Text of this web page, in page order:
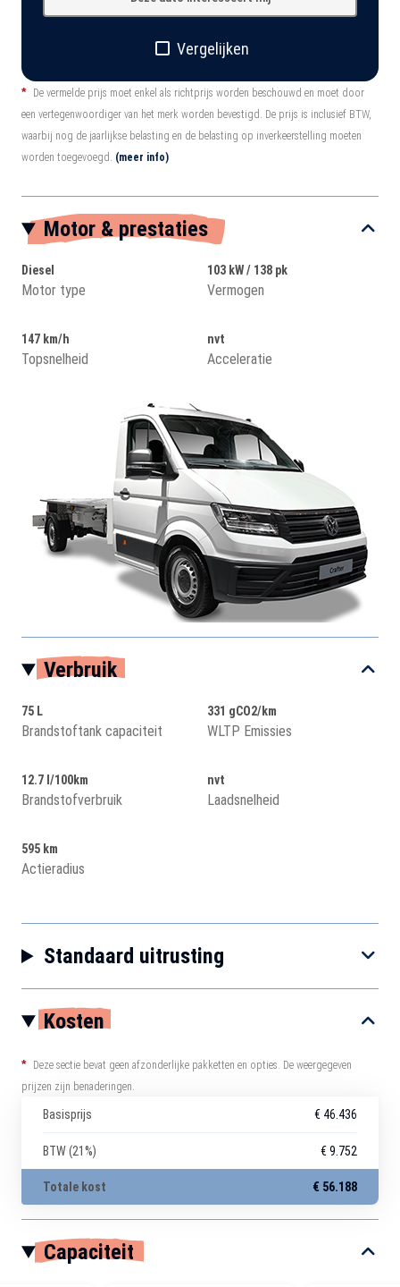
Vergelijken
*
De vermelde prijs moet enkel als richtprijs worden beschouwd en moet door
een vertegenwoordiger van het merk worden bevestigd. De prijs is inclusief BTW,
waarbij nog de jaarlijkse belasting en de belasting op inverkeerstelling moeten
worden toegevoegd. (meer info)
Motor & prestaties
Diesel
Motor type
103 kW / 138 pk
Vermogen
147 km/h
Topsnelheid
nvt
Acceleratie
Verbruik
75 L
Brandstoftank capaciteit
331 gCO2/km
WLTP Emissies
12.7 l/100km
Brandstofverbruik
nvt
Laadsnelheid
595 km
Actieradius
Standaard uitrusting
Kosten
*
Deze sectie bevat geen afzonderlijke pakketten en opties. De weergegeven
prijzen zijn benaderingen.
Basisprijs € 46.436
BTW (21%) € 9.752
Totale kost € 56.188
Capaciteit